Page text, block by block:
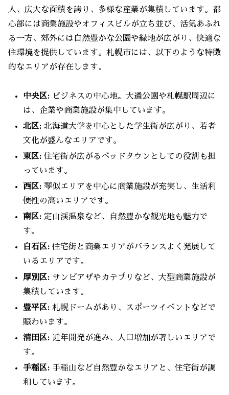
人、広大な面積を誇り、多様な産業が集積しています。都
心部には商業施設やオフィスビルが立ち並び、活気あふれ
る一方、郊外には自然豊かな公園や緑地が広がり、快適な
住環境を提供しています。札幌市には、以下のような特徴
的なエリアが存在します。
中央区: ビジネスの中心地。大通公園や札幌駅周辺に
は、企業や商業施設が集中しています。
北区: 北海道大学を中心とした学生街が広がり、若者
文化が盛んなエリアです。
東区: 住宅街が広がるベッドタウンとしての役割も担
っています。
西区: 琴似エリアを中心に商業施設が充実し、生活利
便性の高いエリアです。
南区: 定山渓温泉など、自然豊かな観光地も魅力で
す。
白石区: 住宅街と商業エリアがバランスよく発展して
いるエリアです。
厚別区: サンピアザやカテプリなど、大型商業施設が
集積しています。
豊平区: 札幌ドームがあり、スポーツイベントなどで
賑わいます。
清田区: 近年開発が進み、人口増加が著しいエリアで
す。
手稲区: 手稲山など自然豊かなエリアと、住宅街が調
和しています。